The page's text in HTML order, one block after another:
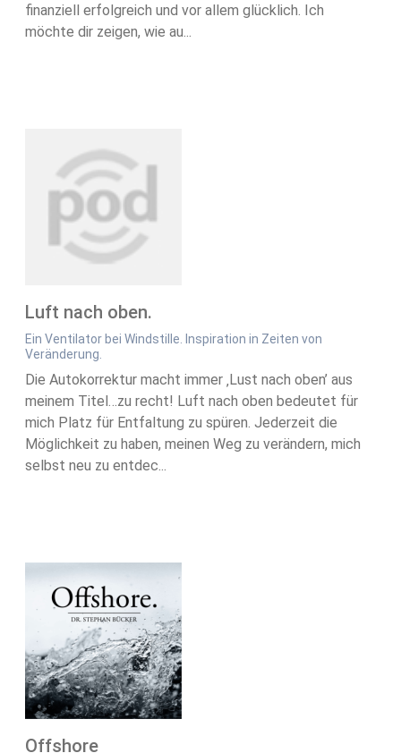
finanziell erfolgreich und vor allem glücklich. Ich
möchte dir zeigen, wie au...
Luft nach oben.
Ein Ventilator bei Windstille. Inspiration in Zeiten von
Veränderung.
Die Autokorrektur macht immer ‚Lust nach oben’ aus
meinem Titel…zu recht! Luft nach oben bedeutet für
mich Platz für Entfaltung zu spüren. Jederzeit die
Möglichkeit zu haben, meinen Weg zu verändern, mich
selbst neu zu entdec...
Offshore